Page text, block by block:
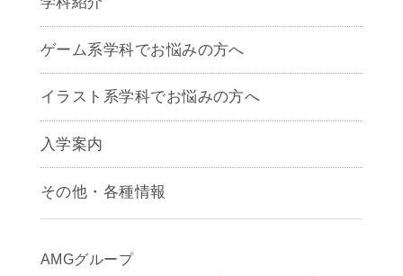
ゲームクリエイター学科
CG学科
アニメーション学科
声優学科
ゲーム系学科でお悩みの方へ
イラスト系学科でお悩みの方へ
入学案内
募集要項
早期出願制度・AOエントリー
入学までの流れ
その他・各種情報
アクセス
サイトポリシー
AMGグループ